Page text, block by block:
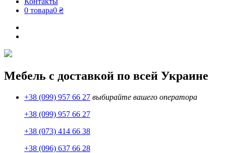
0 товара0 ₴
Мебель с доставкой по всей Украине
+38 (099) 957 66 27 выбирайте вашего оператора
+38 (099) 957 66 27
+38 (073) 414 66 38
+38 (096) 637 66 28